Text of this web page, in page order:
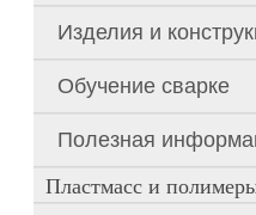
Изделия и
Обучение сварке
Полезная
Пластмасс и